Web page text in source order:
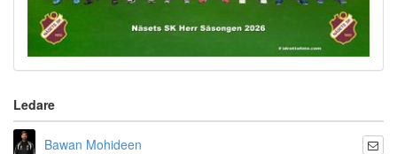
Ledare
Bawan Mohideen